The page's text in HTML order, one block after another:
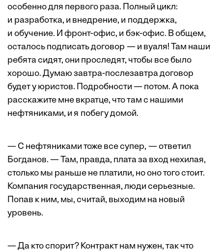
особенно для первого раза. Полный цикл:
и разработка, и внедрение, и поддержка,
и обучение. И фронт-офис, и бэк-офис. В общем,
осталось подписать договор — и вуаля! Там наши
ребята сидят, они проследят, чтобы все было
хорошо. Думаю завтра-послезавтра договор
будет у юристов. Подробности — потом. А пока
расскажите мне вкратце, что там с нашими
нефтяниками, и я побегу домой.
— С нефтяниками тоже все супер, — ответил
Богданов. — Там, правда, ­плата за вход нехилая,
столько мы раньше не платили, но оно того стоит.
Компания государственная, люди серьезные.
Попав к ним, мы, считай, выходим на новый
уровень.
— Да кто спорит? Контракт нам нужен, так что